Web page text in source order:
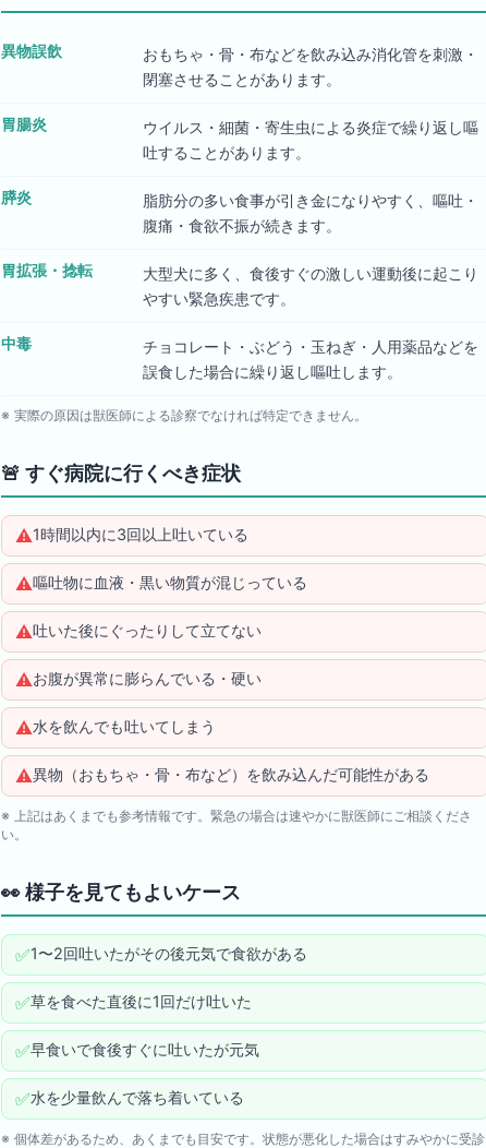
異物誤飲
おもちゃ・骨・布などを飲み込み消化管を刺激・
閉塞させることがあります。
胃腸炎
ウイルス・細菌・寄生虫による炎症で繰り返し嘔
吐することがあります。
膵炎
脂肪分の多い食事が引き金になりやすく、嘔吐・
腹痛・食欲不振が続きます。
胃拡張・捻転
大型犬に多く、食後すぐの激しい運動後に起こり
やすい緊急疾患です。
中毒
チョコレート・ぶどう・玉ねぎ・人用薬品などを
誤食した場合に繰り返し嘔吐します。
※ 実際の原因は獣医師による診察でなければ特定できません。
🚨 すぐ病院に行くべき症状
⚠️1時間以内に3回以上吐いている
⚠️嘔吐物に血液・黒い物質が混じっている
⚠️吐いた後にぐったりして立てない
⚠️お腹が異常に膨らんでいる・硬い
⚠️水を飲んでも吐いてしまう
⚠️異物（おもちゃ・骨・布など）を飲み込んだ可能性がある
※ 上記はあくまでも参考情報です。緊急の場合は速やかに獣医師にご相談くださ
い。
👀様子を見てもよいケース
✅1〜2回吐いたがその後元気で食欲がある
✅草を食べた直後に1回だけ吐いた
✅早食いで食後すぐに吐いたが元気
✅水を少量飲んで落ち着いている
※ 個体差があるため、あくまでも目安です。状態が悪化した場合はすみやかに受診